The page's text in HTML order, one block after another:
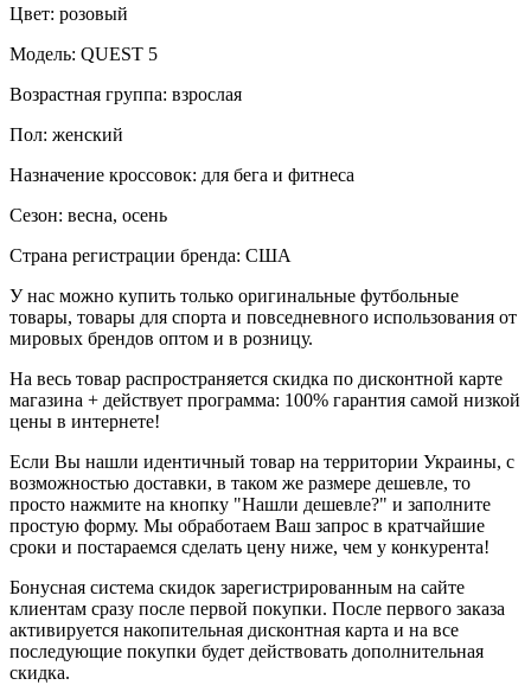
Цвет: розовый
Модель: QUEST 5
Возрастная группа: взрослая
Пол: женский
Назначение кроссовок: для бега и фитнеса
Сезон: весна, осень
Страна регистрации бренда: США
У нас можно купить только оригинальные футбольные
товары, товары для спорта и повседневного использования от
мировых брендов оптом и в розницу.
На весь товар распространяется скидка по дисконтной карте
магазина + действует программа: 100% гарантия самой низкой
цены в интернете!
Если Вы нашли идентичный товар на территории Украины, с
возможностью доставки, в таком же размере дешевле, то
просто нажмите на кнопку "Нашли дешевле?" и заполните
простую форму. Мы обработаем Ваш запрос в кратчайшие
сроки и постараемся сделать цену ниже, чем у конкурента!
Бонусная система скидок зарегистрированным на сайте
клиентам сразу после первой покупки. После первого заказа
активируется накопительная дисконтная карта и на все
последующие покупки будет действовать дополнительная
скидка.